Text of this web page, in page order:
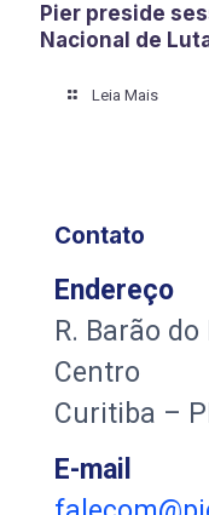
Pier preside
Nacional de
Leia Mais
Contato
Endereço
R. Barão
Centro
Curitiba –
E-mail